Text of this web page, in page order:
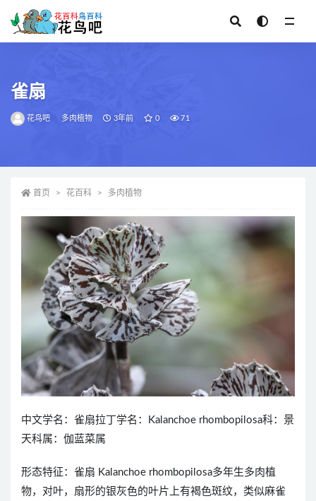
雀扇
花鸟吧 多肉植物 3年前 0 71
首页 花百科 多肉植物
中文学名：雀扇拉丁学名：Kalanchoe rhombopilosa科：景
天科属：伽蓝菜属
形态特征：雀扇 Kalanchoe rhombopilosa多年生多肉植
物，对叶，扇形的银灰色的叶片上有褐色斑纹，类似麻雀